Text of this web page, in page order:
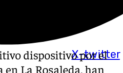
X-twitter
dispositivo por el
en La Rosaleda, han